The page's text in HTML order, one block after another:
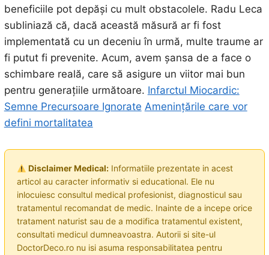
beneficiile pot depăși cu mult obstacolele. Radu Leca
subliniază că, dacă această măsură ar fi fost
implementată cu un deceniu în urmă, multe traume ar
fi putut fi prevenite. Acum, avem șansa de a face o
schimbare reală, care să asigure un viitor mai bun
pentru generațiile următoare. Infarctul Miocardic:
Semne Precursoare Ignorate Amenințările care vor
defini mortalitatea
Disclaimer Medical:Informatiile prezentate in acest
articol au caracter informativ si educational. Ele nu
inlocuiesc consultul medical profesionist, diagnosticul sau
tratamentul recomandat de medic. Inainte de a incepe orice
tratament naturist sau de a modifica tratamentul existent,
consultati medicul dumneavoastra. Autorii si site-ul
DoctorDeco.ro nu isi asuma responsabilitatea pentru